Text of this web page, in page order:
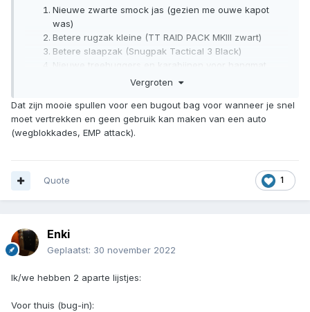
Nieuwe zwarte smock jas (gezien me ouwe kapot
was)
Betere rugzak kleine (TT RAID PACK MKIII zwart)
Betere slaapzak (Snugpak Tactical 3 Black)
Nieuwe treehuggers en karabijnen voor hangmat
Communicatie uitbreiding met 6 nieuwe 10W
Dat zijn me 5 eerste volgende items op de lijst.
Vergroten
Dat zijn mooie spullen voor een bugout bag voor wanneer je snel
moet vertrekken en geen gebruik kan maken van een auto
(wegblokkades, EMP attack).
1
Quote
Enki
Geplaatst: 30 november 2022
Ik/we hebben 2 aparte lijstjes:
Voor thuis (bug-in):